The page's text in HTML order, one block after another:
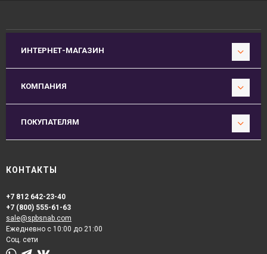
ИНТЕРНЕТ-МАГАЗИН
КОМПАНИЯ
ПОКУПАТЕЛЯМ
КОНТАКТЫ
+7 812 642-23-40
+7 (800) 555-61-63
sale@spbsnab.com
Ежедневно с 10:00 до 21:00
Соц. сети